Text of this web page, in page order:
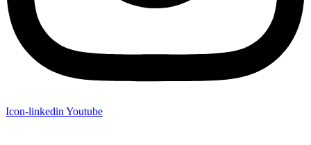
Icon-linkedin Youtube